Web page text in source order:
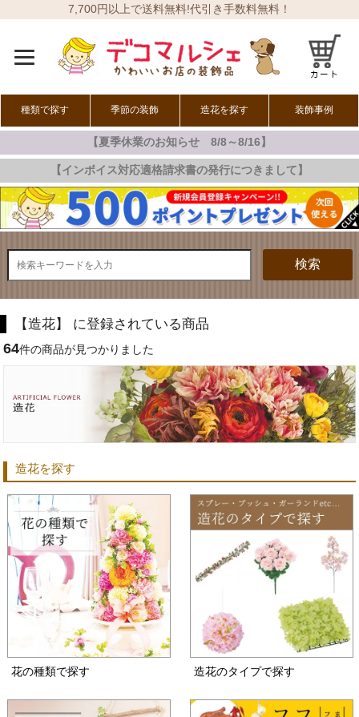
7,700円以上で送料無料!代引き手数料無料！
種類で探す 季節の装飾
春の装飾
夏の装飾
秋の装飾
冬の装飾
オールシーズン
造花を探す 装飾事例
【夏季休業のお知らせ 8/8～8/16】
【インボイス対応適格請求書の発行につきまして】
検索
【造花】 に登録されている商品
64件の商品が見つかりました
造花を探す
花の種類で探す 造花のタイプで探す